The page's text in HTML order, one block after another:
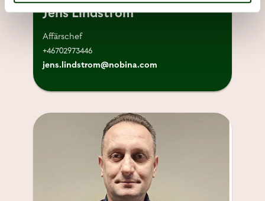
Jens Lindström
Affärschef
+46702973446
jens.lindstrom@nobina.com